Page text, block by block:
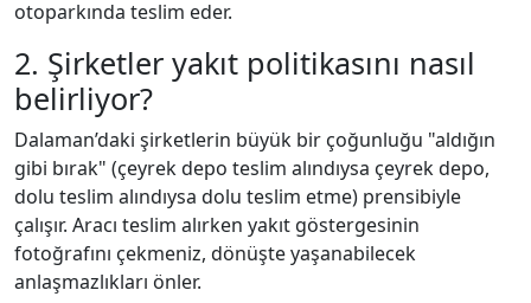
otoparkında teslim eder.
2. Şirketler yakıt politikasını nasıl
belirliyor?
Dalaman’daki şirketlerin büyük bir çoğunluğu "aldığın
gibi bırak" (çeyrek depo teslim alındıysa çeyrek depo,
dolu teslim alındıysa dolu teslim etme) prensibiyle
çalışır. Aracı teslim alırken yakıt göstergesinin
fotoğrafını çekmeniz, dönüşte yaşanabilecek
anlaşmazlıkları önler.